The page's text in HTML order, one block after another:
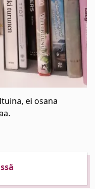
ei osana